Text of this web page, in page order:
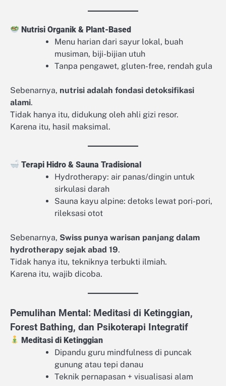
Nutrisi Organik & Plant-Based
Menu harian dari sayur lokal, buah
musiman, biji-bijian utuh
Tanpa pengawet, gluten-free, rendah gula
Sebenarnya, nutrisi adalah fondasi detoksifikasi
alami.
Tidak hanya itu, didukung oleh ahli gizi resor.
Karena itu, hasil maksimal.
Terapi Hidro & Sauna Tradisional
Hydrotherapy: air panas/dingin untuk
sirkulasi darah
Sauna kayu alpine: detoks lewat pori-pori,
rileksasi otot
Sebenarnya, Swiss punya warisan panjang dalam
hydrotherapy sejak abad 19.
Tidak hanya itu, tekniknya terbukti ilmiah.
Karena itu, wajib dicoba.
Pemulihan Mental: Meditasi di Ketinggian,
Forest Bathing, dan Psikoterapi Integratif
Meditasi di Ketinggian
Dipandu guru mindfulness di puncak
gunung atau tepi danau
Teknik pernapasan + visualisasi alam